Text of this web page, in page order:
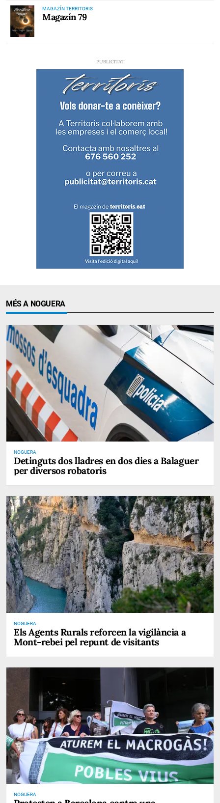
MAGAZÍN TERRITORIS
Magazín 79
MÉS A NOGUERA
NOGUERA
Detinguts dos lladres en dos dies a Balaguer
per diversos robatoris
NOGUERA
Els Agents Rurals reforcen la vigilància a
Mont-rebei pel repunt de visitants
NOGUERA